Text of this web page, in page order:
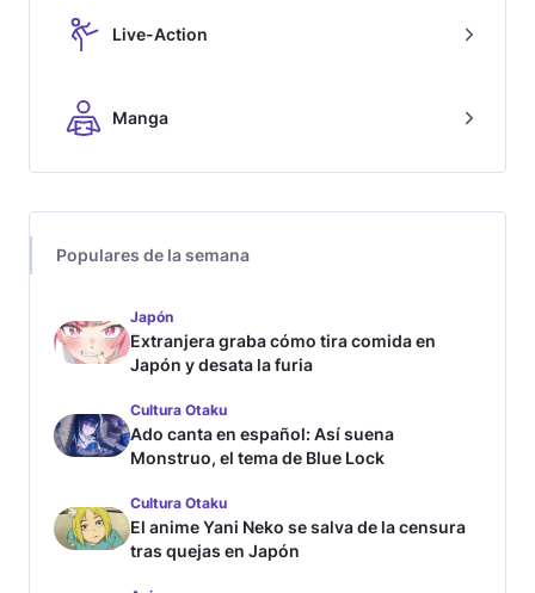
Live-Action
Manga
Populares de la semana
Japón
Extranjera graba cómo tira comida en
Japón y desata la furia
Cultura Otaku
Ado canta en español: Así suena
Monstruo, el tema de Blue Lock
Cultura Otaku
El anime Yani Neko se salva de la censura
tras quejas en Japón